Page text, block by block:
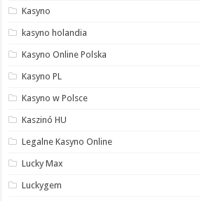
Kasyno
kasyno holandia
Kasyno Online Polska
Kasyno PL
Kasyno w Polsce
Kaszinó HU
Legalne Kasyno Online
Lucky Max
Luckygem